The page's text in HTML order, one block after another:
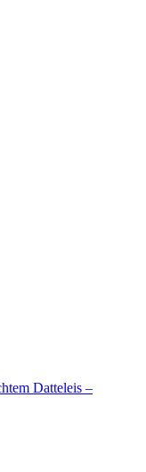
Datteleis –